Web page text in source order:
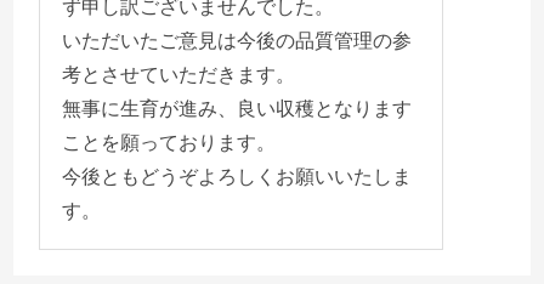
ず申し訳ございませんでした。
いただいたご意見は今後の品質管理の参
考とさせていただきます。
無事に生育が進み、良い収穫となります
ことを願っております。
今後ともどうぞよろしくお願いいたしま
す。